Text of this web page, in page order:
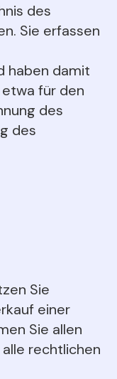
des
Sie erfassen
haben damit
für den
des
des
Sie
einer
Sie allen
rechtlichen